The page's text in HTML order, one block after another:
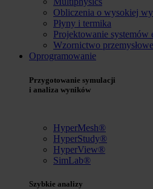
Obliczenia o wysokiej
Płyny i termika
Projektowanie
Wzornictwo przemysłowe
Oprogramowanie
Przygotowanie symulacji
i analiza wyników
HyperMesh®
HyperStudy®
HyperView®
SimLab®
Szybkie analizy